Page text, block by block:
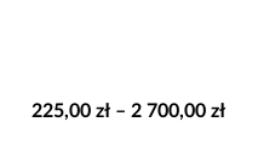
225,00 zł – 2 700,00 złZakres